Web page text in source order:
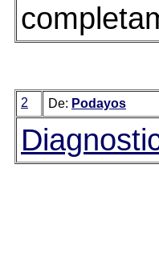
2 De: Podayos